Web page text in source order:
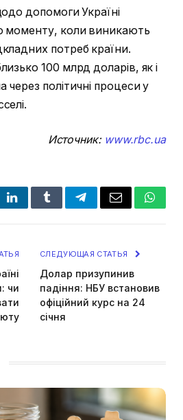
допомоги Україні
моменту, коли виникають
потреб країни.
100 млрд доларів, як і
через політичні процеси у
Источник: www.rbc.ua
LinkedInTumblrTelegramEmail
чи
СЛЕДУЮЩАЯ СТАТЬЯ
Долар призупинив
падіння: НБУ встановив
офіційний курс на 24
січня